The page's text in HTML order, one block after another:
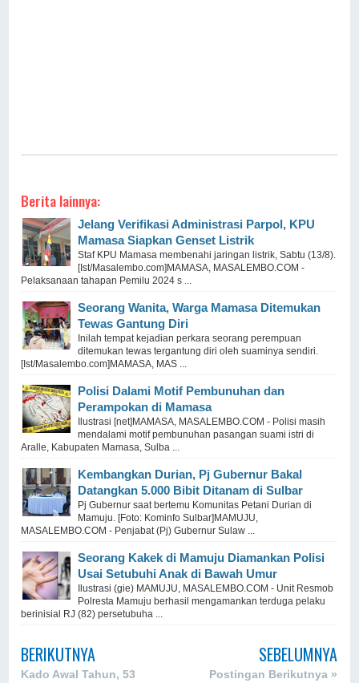
Berita lainnya:
Jelang Verifikasi Administrasi Parpol, KPU
Mamasa Siapkan Genset Listrik
Staf KPU Mamasa membenahi jaringan listrik, Sabtu (13/8).
[Ist/Masalembo.com]MAMASA, MASALEMBO.COM -
Pelaksanaan tahapan Pemilu 2024 s ...
Seorang Wanita, Warga Mamasa Ditemukan
Tewas Gantung Diri
Inilah tempat kejadian perkara seorang perempuan
ditemukan tewas tergantung diri oleh suaminya sendiri.
[Ist/Masalembo.com]MAMASA, MAS ...
Polisi Dalami Motif Pembunuhan dan
Perampokan di Mamasa
Ilustrasi [net]MAMASA, MASALEMBO.COM - Polisi masih
mendalami motif pembunuhan pasangan suami istri di
Aralle, Kabupaten Mamasa, Sulba ...
Kembangkan Durian, Pj Gubernur Bakal
Datangkan 5.000 Bibit Ditanam di Sulbar
Pj Gubernur saat bertemu Komunitas Petani Durian di
Mamuju. [Foto: Kominfo Sulbar]MAMUJU,
MASALEMBO.COM - Penjabat (Pj) Gubernur Sulaw ...
Seorang Kakek di Mamuju Diamankan Polisi
Usai Setubuhi Anak di Bawah Umur
Ilustrasi (gie) MAMUJU, MASALEMBO.COM - Unit Resmob
Polresta Mamuju berhasil mengamankan terduga pelaku
berinisial RJ (82) persetubuha ...
BERIKUTNYA
Kado Awal Tahun, 53
SEBELUMNYA
Postingan Berikutnya »